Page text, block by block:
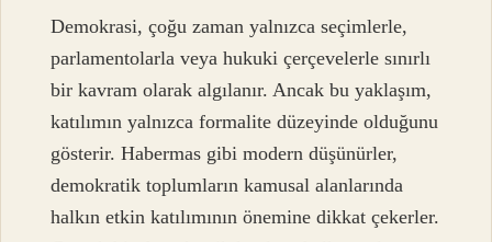
Demokrasi, çoğu zaman yalnızca seçimlerle,
parlamentolarla veya hukuki çerçevelerle sınırlı
bir kavram olarak algılanır. Ancak bu yaklaşım,
katılımın yalnızca formalite düzeyinde olduğunu
gösterir. Habermas gibi modern düşünürler,
demokratik toplumların kamusal alanlarında
halkın etkin katılımının önemine dikkat çekerler.